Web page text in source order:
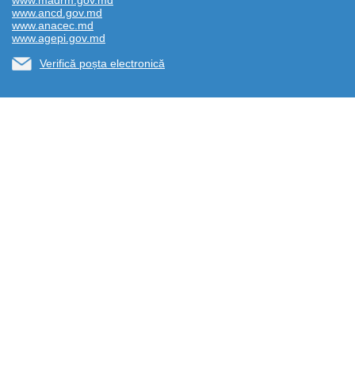
www.ancd.gov.md
www.anacec.md
www.agepi.gov.md
Verifică poșta electronică